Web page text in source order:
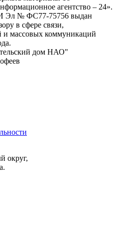
агентство – 24».
Эл № ФС77-75756 выдан
в сфере связи,
массовых коммуникаций
дом НАО"
округ,